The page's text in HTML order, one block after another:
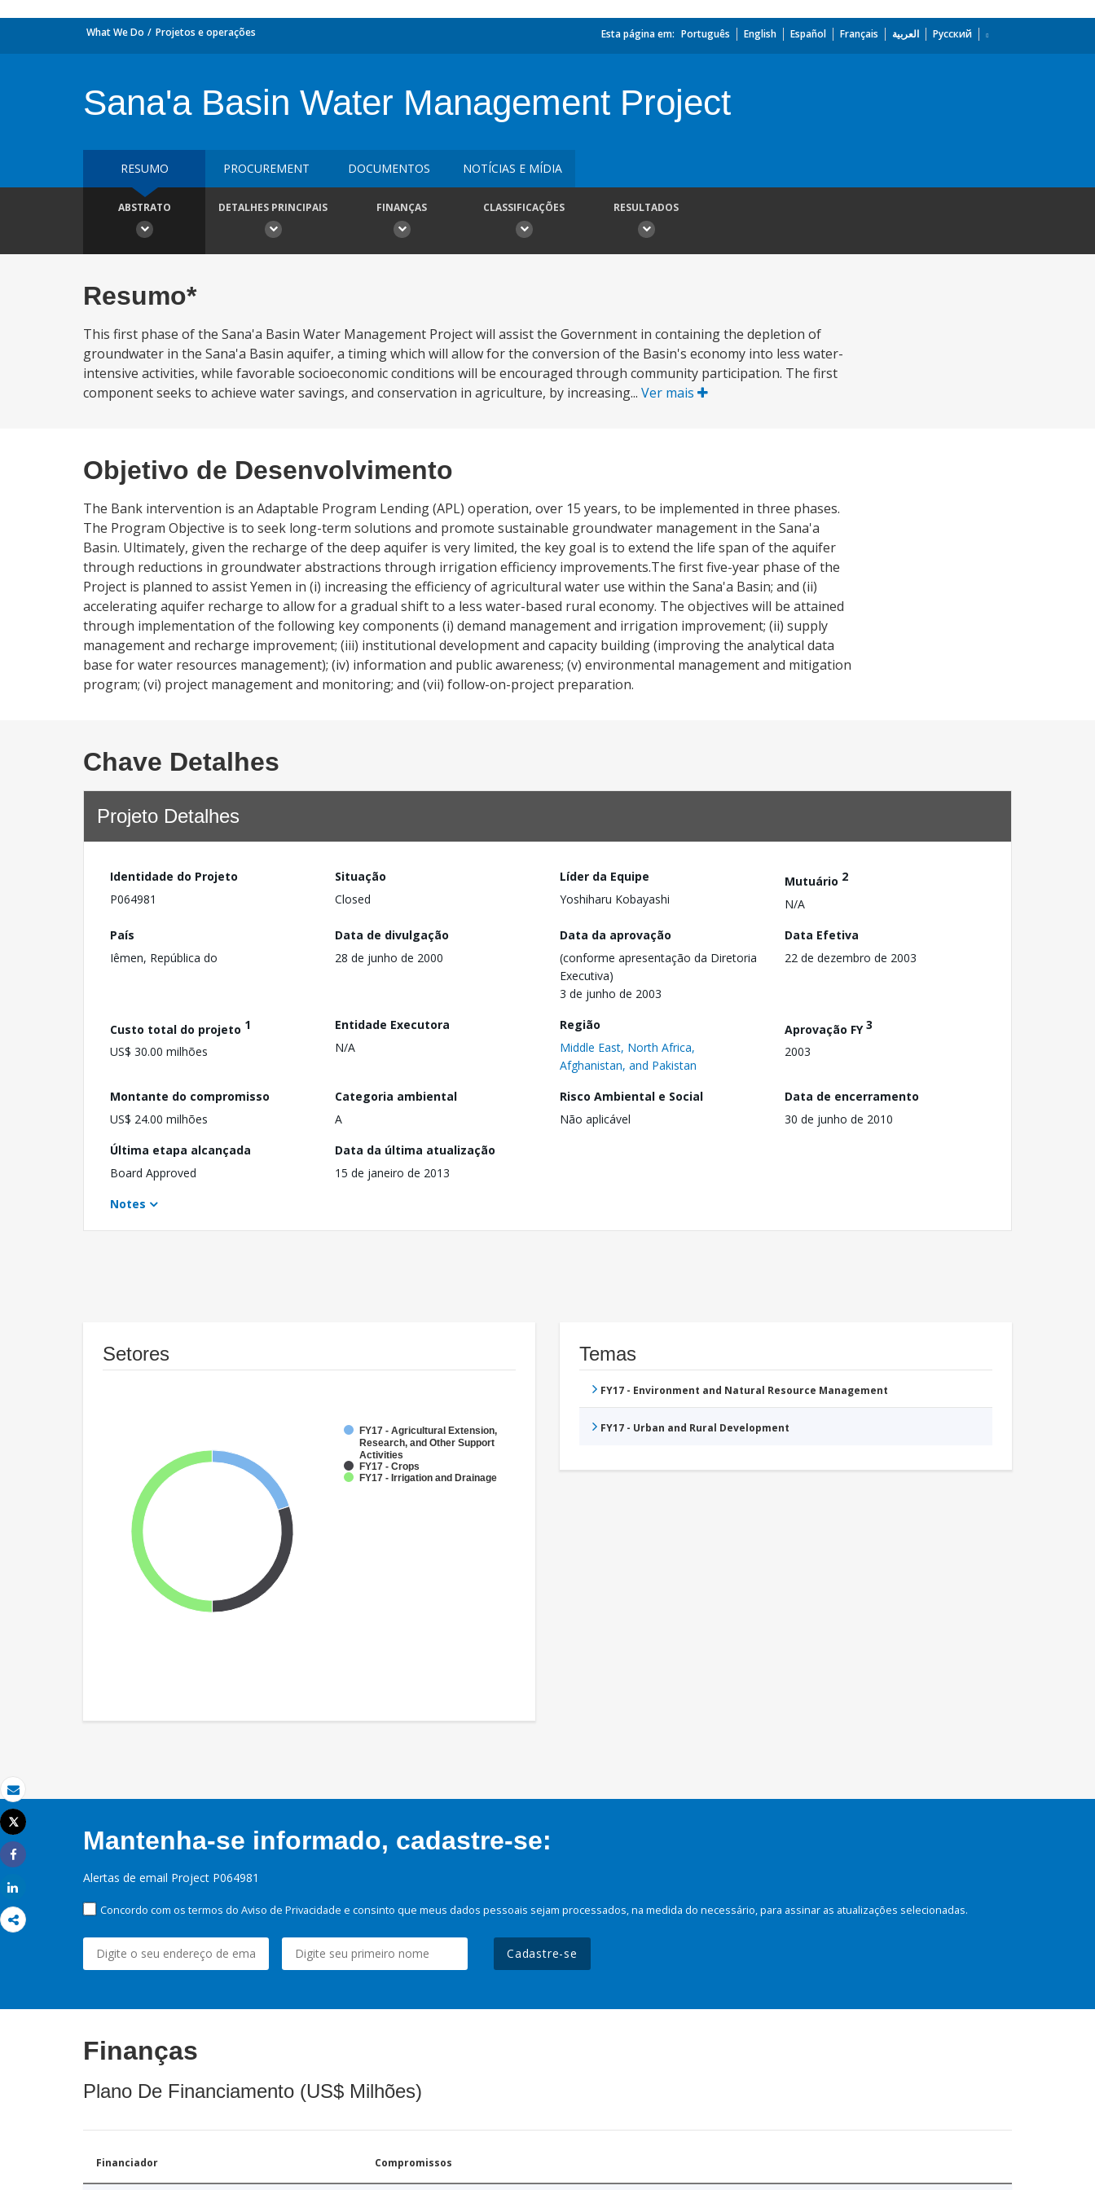
Email
Imprimir
Tweet
Share
What We Do Projetos e operações Esta página em: Português English Español Français العربية Русский
Sana'a Basin Water Management Project
RESUMO PROCUREMENT DOCUMENTOS NOTÍCIAS E MÍDIA
ABSTRATO DETALHES PRINCIPAIS FINANÇAS CLASSIFICAÇÕES RESULTADOS
Resumo*
This first phase of the Sana'a Basin Water Management Project will assist the Government in containing the depletion of
groundwater in the Sana'a Basin aquifer, a timing which will allow for the conversion of the Basin's economy into less water-
intensive activities, while favorable socioeconomic conditions will be encouraged through community participation. The first
component seeks to achieve water savings, and conservation in agriculture, by increasing... Ver mais
Objetivo de Desenvolvimento
The Bank intervention is an Adaptable Program Lending (APL) operation, over 15 years, to be implemented in three phases.
The Program Objective is to seek long-term solutions and promote sustainable groundwater management in the Sana'a
Basin. Ultimately, given the recharge of the deep aquifer is very limited, the key goal is to extend the life span of the aquifer
through reductions in groundwater abstractions through irrigation efficiency improvements.The first five-year phase of the
Project is planned to assist Yemen in (i) increasing the efficiency of agricultural water use within the Sana'a Basin; and (ii)
accelerating aquifer recharge to allow for a gradual shift to a less water-based rural economy. The objectives will be attained
through implementation of the following key components (i) demand management and irrigation improvement; (ii) supply
management and recharge improvement; (iii) institutional development and capacity building (improving the analytical data
base for water resources management); (iv) information and public awareness; (v) environmental management and mitigation
program; (vi) project management and monitoring; and (vii) follow-on-project preparation.
Chave Detalhes
Projeto Detalhes
Identidade do Projeto
P064981
Situação
Closed
Líder da Equipe
Yoshiharu Kobayashi
Mutuário 2
N/A
País
Iêmen, República do
Data de divulgação
28 de junho de 2000
Data da aprovação
(conforme apresentação da Diretoria
Executiva)
3 de junho de 2003
Data Efetiva
22 de dezembro de 2003
Custo total do projeto 1
US$ 30.00 milhões
Entidade Executora
N/A
Região
Middle East, North Africa,
Afghanistan, and Pakistan
Aprovação FY3
2003
Montante do compromisso
US$ 24.00 milhões
Categoria ambiental
A
Risco Ambiental e Social
Não aplicável
Data de encerramento
30 de junho de 2010
Última etapa alcançada
Board Approved
Data da última atualização
15 de janeiro de 2013
Notes
Setores
FY17 - Agricultural Extension,
Research, and Other Support
Activities
FY17 - Crops
FY17 - Irrigation and Drainage
Temas
FY17 - Environment and Natural Resource Management
FY17 - Urban and Rural Development
Mantenha-se informado, cadastre-se:
Alertas de email Project P064981
Concordo com os termos do Aviso de Privacidade e consinto que meus dados pessoais sejam processados, na medida do necessário, para assinar as atualizações selecionadas.
Cadastre-se
Finanças
Plano De Financiamento (US$ Milhões)
Financiador Compromissos